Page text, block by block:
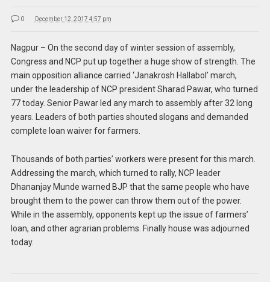
0 December 12, 2017 4:57 pm
Nagpur – On the second day of winter session of assembly,
Congress and NCP put up together a huge show of strength. The
main opposition alliance carried ‘Janakrosh Hallabol’ march,
under the leadership of NCP president Sharad Pawar, who turned
77 today. Senior Pawar led any march to assembly after 32 long
years. Leaders of both parties shouted slogans and demanded
complete loan waiver for farmers.
Thousands of both parties’ workers were present for this march.
Addressing the march, which turned to rally, NCP leader
Dhananjay Munde warned BJP that the same people who have
brought them to the power can throw them out of the power.
While in the assembly, opponents kept up the issue of farmers’
loan, and other agrarian problems. Finally house was adjourned
today.